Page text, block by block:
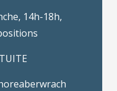
14h-18h,